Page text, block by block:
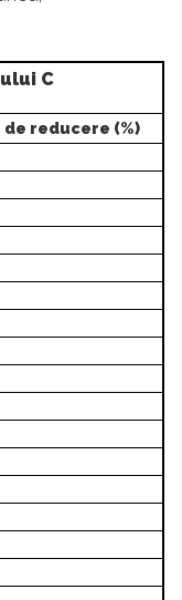
C
de reducere (%)